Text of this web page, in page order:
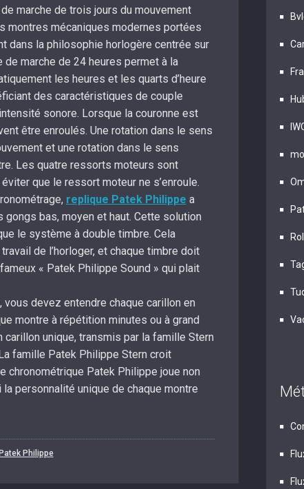
marche de trois jours du mouvement
montres mécaniques modernes portées
dans la philosophie horlogère centrée sur
marche de 24 heures permet à la
les heures et les quarts d’heure
des caractéristiques de couple
sonore. Lorsque la couronne est
être enroulés. Une rotation dans le sens
et une rotation dans le sens
Les quatre ressorts moteurs sont
que le ressort moteur ne s’enroule.
replique Patek Philippe a
bas, moyen et haut. Cette solution
le système à double timbre. Cela
de l’horloger, et chaque timbre doit
« Patek Philippe Sound » qui plait
devez entendre chaque carillon en
montre à répétition minutes ou à grand
unique, transmis par la famille Stern
famille Patek Philippe Stern croit
chronométrique Patek Philippe joue non
personnalité unique de chaque montre
Philippe